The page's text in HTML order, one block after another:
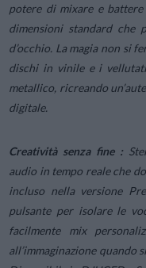
potere di mixare e
dimensioni standard
d’occhio. La magia non si
dischi in vinile e i
metallico, ricreando
digitale.
Creatività senza fine :
audio in tempo reale che
incluso nella versione
pulsante per isolare le
facilmente mix
all’immaginazione quando